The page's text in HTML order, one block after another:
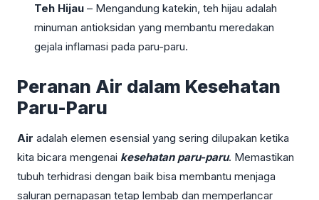
Teh Hijau – Mengandung katekin, teh hijau adalah
minuman antioksidan yang membantu meredakan
gejala inflamasi pada paru-paru.
Peranan Air dalam Kesehatan
Paru-Paru
Air adalah elemen esensial yang sering dilupakan ketika
kita bicara mengenai kesehatan paru-paru. Memastikan
tubuh terhidrasi dengan baik bisa membantu menjaga
saluran pernapasan tetap lembab dan memperlancar